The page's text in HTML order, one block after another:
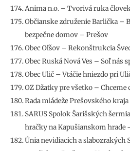
Anima n.o. – Tvorivá ruka
Občianske združenie Barlička –
bezpečne domov – Prešov
Obec Oľšov – Rekonštrukcia
Obec Ruská Nová Ves – Soľ nás
Obec Ulič – Vtáčie hniezdo pri
OZ Džatky pre všetko – Chceme
Rada mládeže Prešovského
SARUS Spolok Šarišských
hračky na Kapušianskom hrade
Únia nevidiacich a slabozrakých